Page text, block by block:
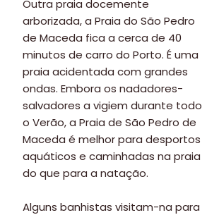
Outra praia docemente
arborizada, a Praia do São Pedro
de Maceda fica a cerca de 40
minutos de carro do Porto. É uma
praia acidentada com grandes
ondas. Embora os nadadores-
salvadores a vigiem durante todo
o Verão, a Praia de São Pedro de
Maceda é melhor para desportos
aquáticos e caminhadas na praia
do que para a natação.
Alguns banhistas visitam-na para